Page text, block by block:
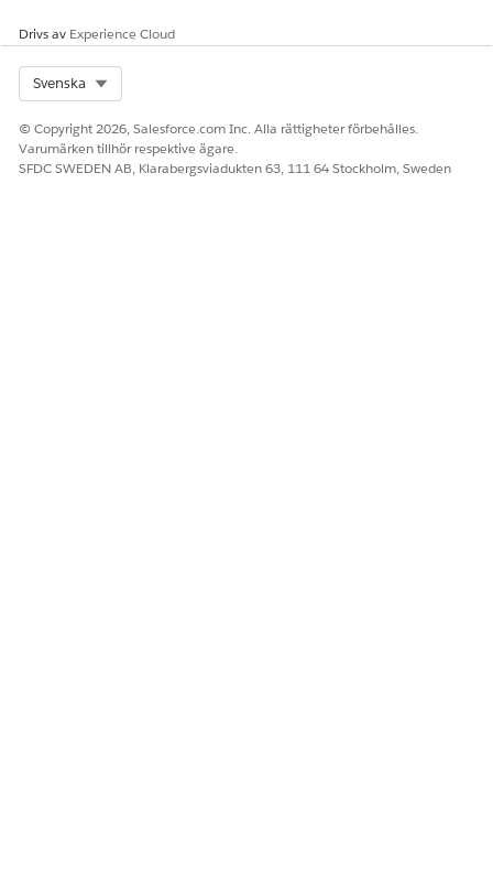
Drivs av Experience Cloud
Svenska
© Copyright 2026, Salesforce.com Inc. Alla rättigheter förbehålles.
Varumärken tillhör respektive ägare.
SFDC SWEDEN AB, Klarabergsviadukten 63, 111 64 Stockholm, Sweden